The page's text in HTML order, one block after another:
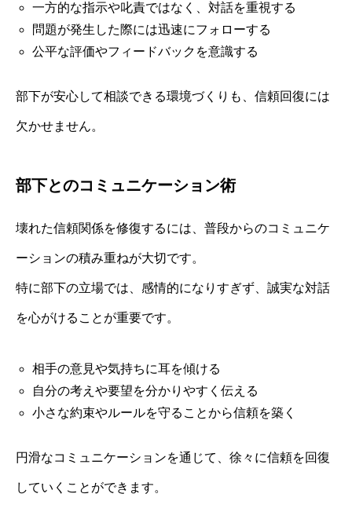
一方的な指示や叱責ではなく、対話を重視する
問題が発生した際には迅速にフォローする
公平な評価やフィードバックを意識する
部下が安心して相談できる環境づくりも、信頼回復には
欠かせません。
部下とのコミュニケーション術
壊れた信頼関係を修復するには、普段からのコミュニケ
ーションの積み重ねが大切です。
特に部下の立場では、感情的になりすぎず、誠実な対話
を心がけることが重要です。
相手の意見や気持ちに耳を傾ける
自分の考えや要望を分かりやすく伝える
小さな約束やルールを守ることから信頼を築く
円滑なコミュニケーションを通じて、徐々に信頼を回復
していくことができます。